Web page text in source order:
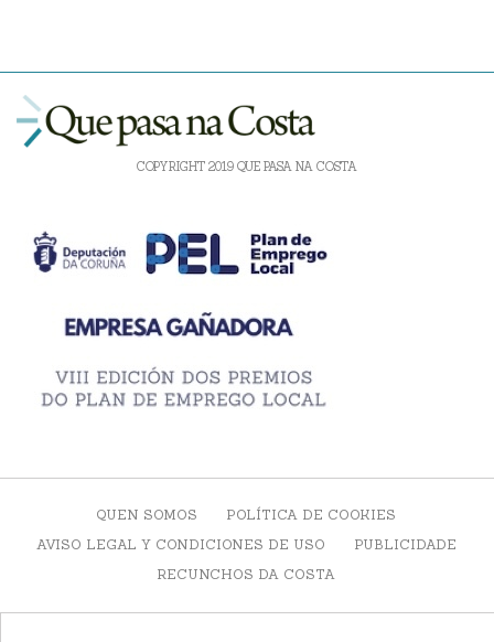
COPYRIGHT 2019 QUE PASA NA COSTA
QUEN SOMOS
POLÍTICA DE COOKIES
AVISO LEGAL Y CONDICIONES DE USO
PUBLICIDADE
RECUNCHOS DA COSTA